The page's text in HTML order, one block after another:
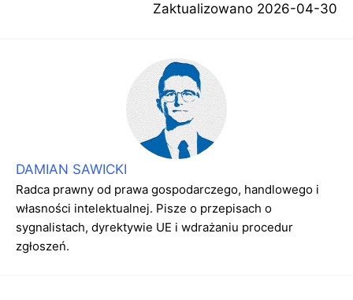
Zaktualizowano 2026-04-30
DAMIAN SAWICKI
Radca prawny od prawa gospodarczego, handlowego i
własności intelektualnej. Pisze o przepisach o
sygnalistach, dyrektywie UE i wdrażaniu procedur
zgłoszeń.